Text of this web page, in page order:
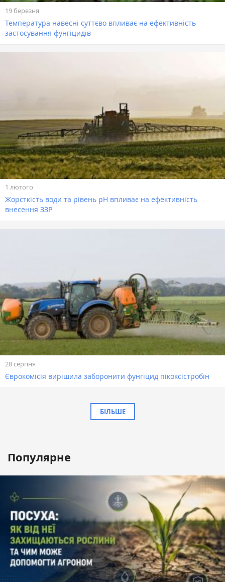
19 березня
Температура навесні суттєво впливає на ефективність
застосування фунгіцидів
1 лютого
Жорсткість води та рівень pH впливає на ефективність
внесення ЗЗР
28 серпня
Єврокомісія вирішила заборонити фунгіцид пікоксістробін
БІЛЬШЕ
Популярне